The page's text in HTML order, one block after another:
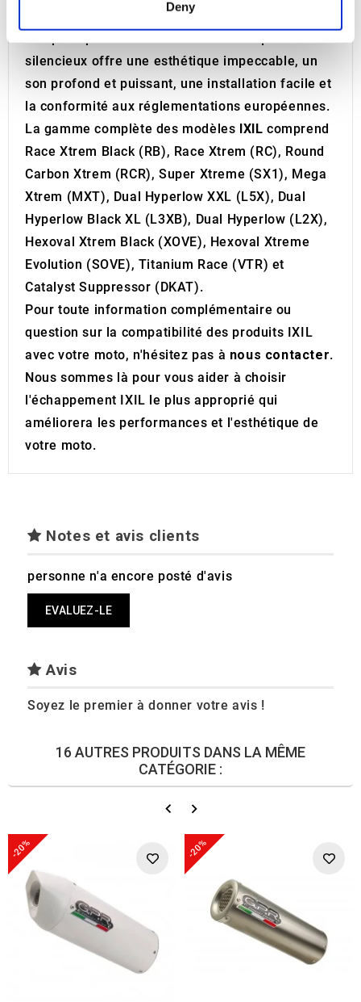
and set your preferences in the
We use cookies to personalise content and ads, to
provide social media features and to analyse our traffic.
We also share information about your use of our site with
our social media, advertising and analytics partners who
may combine it with other information that you’ve
provided to them or that they’ve collected from your use
of their services.
Deny
qu'aux modèles plus anciens, avec des kits
silencieux offre une esthétique impeccable, un
son profond et puissant, une installation facile et
la conformité aux réglementations européennes.
La gamme complète des modèles IXIL comprend
Race Xtrem Black (RB), Race Xtrem (RC), Round
Carbon Xtrem (RCR), Super Xtreme (SX1), Mega
Xtrem (MXT), Dual Hyperlow XXL (L5X), Dual
Hyperlow Black XL (L3XB), Dual Hyperlow (L2X),
Hexoval Xtrem Black (XOVE), Hexoval Xtreme
Evolution (SOVE), Titanium Race (VTR) et
Catalyst Suppressor (DKAT).
Pour toute information complémentaire ou
question sur la compatibilité des produits IXIL
avec votre moto, n'hésitez pas à nous contacter.
Nous sommes là pour vous aider à choisir
l'échappement IXIL le plus approprié qui
améliorera les performances et l'esthétique de
votre moto.
Notes et avis clients
personne n'a encore posté d'avis
EVALUEZ-LE
Avis
Soyez le premier à donner votre avis !
16 AUTRES PRODUITS DANS LA MÊME
CATÉGORIE :
-20% -20%